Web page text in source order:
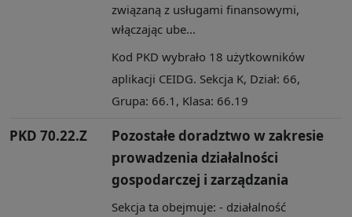
związaną z usługami finansowymi,
włączając ube...
Kod PKD wybrało 18 użytkowników
aplikacji CEIDG. Sekcja K, Dział: 66,
Grupa: 66.1, Klasa: 66.19
PKD 70.22.Z
Pozostałe doradztwo w zakresie
prowadzenia działalności
gospodarczej i zarządzania
Sekcja ta obejmuje: - działalność